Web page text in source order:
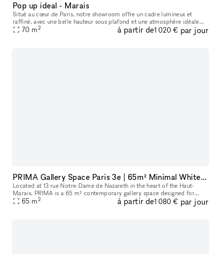
Pop up ideal - Marais
Situé au cœur de Paris, notre showroom offre un cadre lumineux et
raffiné, avec une belle hauteur sous plafond et une atmosphère idéale
pour accueillir des marques, des collections et des événements
70 m2 à partir de1 020 € par jour
PRIMA Gallery Space Paris 3e | 65m² Minimal White Cube in Haut-Marais
Located at 13 rue Notre-Dame de Nazareth in the heart of the Haut-
Marais, PRIMA is a 65 m² contemporary gallery space designed for
exhibitions, pop-ups, showrooms, fashion presentations, castings, ev
65 m2 à partir de1 080 € par jour